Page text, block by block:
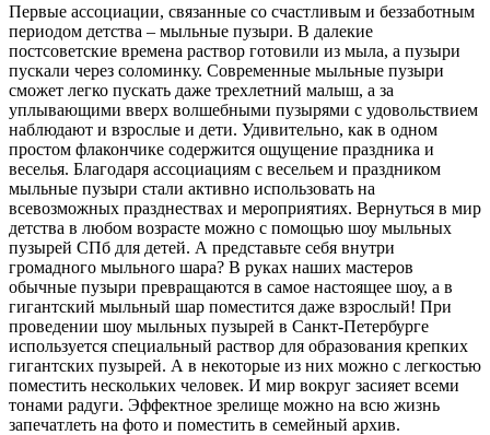
Первые ассоциации, связанные со счастливым и беззаботным
периодом детства – мыльные пузыри. В далекие
постсоветские времена раствор готовили из мыла, а пузыри
пускали через соломинку. Современные мыльные пузыри
сможет легко пускать даже трехлетний малыш, а за
уплывающими вверх волшебными пузырями с удовольствием
наблюдают и взрослые и дети. Удивительно, как в одном
простом флакончике содержится ощущение праздника и
веселья. Благодаря ассоциациям с весельем и праздником
мыльные пузыри стали активно использовать на
всевозможных празднествах и мероприятиях. Вернуться в мир
детства в любом возрасте можно с помощью шоу мыльных
пузырей СПб для детей. А представьте себя внутри
громадного мыльного шара? В руках наших мастеров
обычные пузыри превращаются в самое настоящее шоу, а в
гигантский мыльный шар поместится даже взрослый! При
проведении шоу мыльных пузырей в Санкт-Петербурге
используется специальный раствор для образования крепких
гигантских пузырей. А в некоторые из них можно с легкостью
поместить нескольких человек. И мир вокруг засияет всеми
тонами радуги. Эффектное зрелище можно на всю жизнь
запечатлеть на фото и поместить в семейный архив.